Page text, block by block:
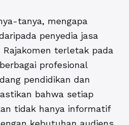
tanya, mengapa
penyedia jasa
Rajakomen terletak pada
profesional
pendidikan dan
bahwa setiap
tidak hanya informatif